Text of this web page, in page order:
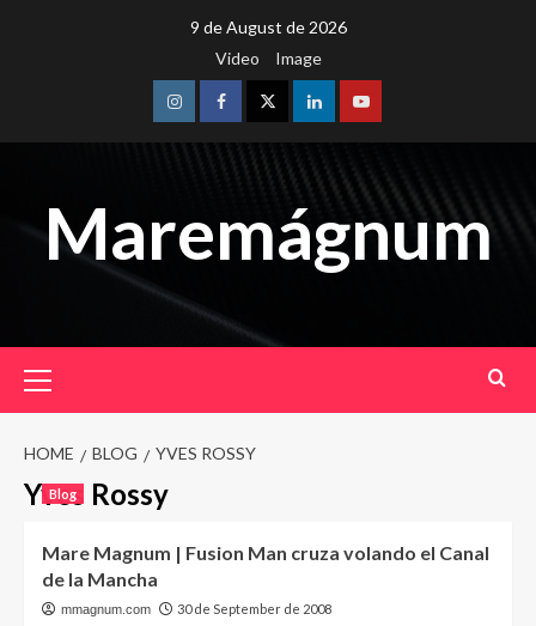
9 de August de 2026
Video
Image
InstagramFacebookTwitterLinkedinYoutube
Maremágnum
Menu
HOME BLOG YVES ROSSY
Yves Rossy
Blog
Mare Magnum | Fusion Man cruza volando el Canal
de la Mancha
mmagnum.com 30 de September de 2008